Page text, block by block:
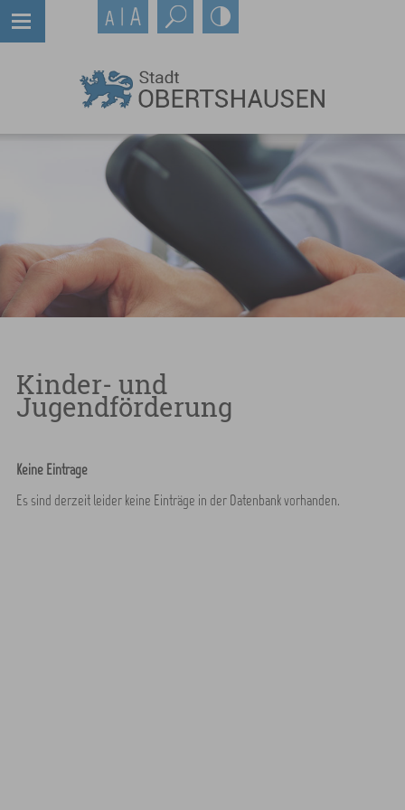
Kinder- und
Jugendförderung
Keine Einträge
Es sind derzeit leider keine Einträge in der Datenbank vorhanden.